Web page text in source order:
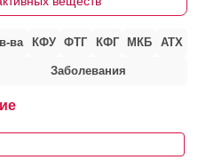
ва КФУ ФТГ КФГ МКБ АТХ
Заболевания